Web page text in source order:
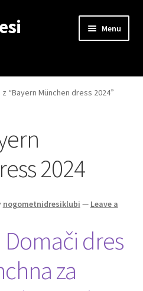
Menu
“Bayern München dress 2024”
2024
nogometnidresiklubi — Leave a
dres
za